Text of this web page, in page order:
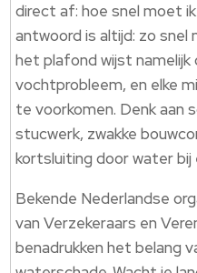
direct af: hoe snel moet
antwoord is altijd: zo snel
het plafond wijst namelijk
vochtprobleem, en elke
te voorkomen. Denk aan
stucwerk, zwakke
kortsluiting door water bij
Bekende Nederlandse
van Verzekeraars en
benadrukken het belang